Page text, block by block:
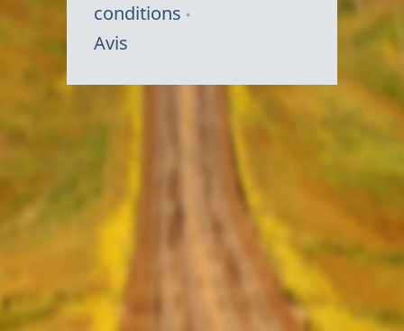
conditions
Avis
Symbole
Canada